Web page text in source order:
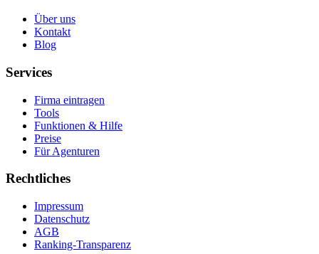
Über uns
Kontakt
Blog
Services
Firma eintragen
Tools
Funktionen & Hilfe
Preise
Für Agenturen
Rechtliches
Impressum
Datenschutz
AGB
Ranking-Transparenz